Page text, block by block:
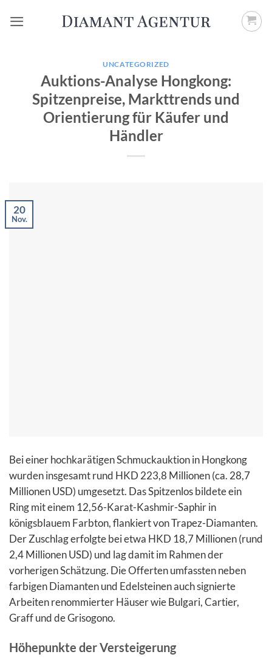
Inhalt
UNCATEGORIZED
Auktions-Analyse Hongkong:
Spitzenpreise, Markttrends und
Orientierung für Käufer und
Händler
20
Nov.
Bei einer hochkarätigen Schmuckauktion in Hongkong
wurden insgesamt rund HKD 223,8 Millionen (ca. 28,7
Millionen USD) umgesetzt. Das Spitzenlos bildete ein
Ring mit einem 12,56-Karat-Kashmir-Saphir in
königsblauem Farbton, flankiert von Trapez-Diamanten.
Der Zuschlag erfolgte bei etwa HKD 18,7 Millionen (rund
2,4 Millionen USD) und lag damit im Rahmen der
vorherigen Schätzung. Die Offerten umfassten neben
farbigen Diamanten und Edelsteinen auch signierte
Arbeiten renommierter Häuser wie Bulgari, Cartier,
Graff und de Grisogono.
Höhepunkte der Versteigerung